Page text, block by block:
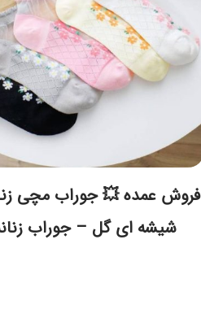
فروش عمده 💥 جوراب مچی
شیشه ای گل – جوراب